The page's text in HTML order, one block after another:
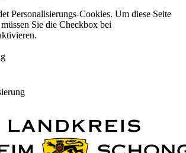
Personalisierungs-Cookies. Um diese Seite
Sie die Checkbox bei